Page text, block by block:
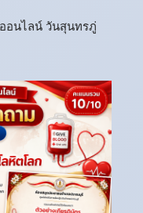
อนไลน์ วันสุนทรภู่